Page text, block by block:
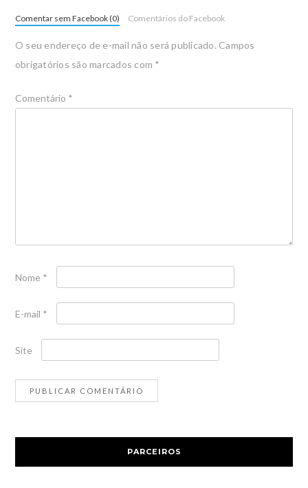
Comentar sem Facebook (0) Comentários do Facebook
O seu endereço de e-mail não será publicado. Campos
obrigatórios são marcados com *
Comentário *
Nome *
E-mail *
Site
PARCEIROS